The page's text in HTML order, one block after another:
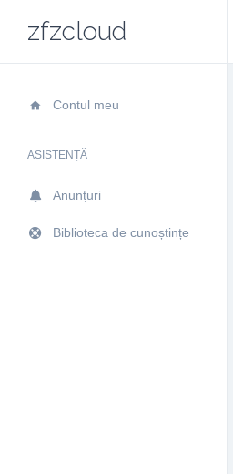
zfzcloud
Contul meu
ASISTENȚĂ
Anunțuri
Biblioteca de cunoștințe